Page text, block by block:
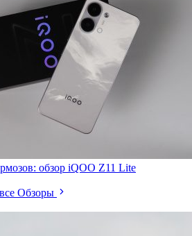
обзор iQOO Z11 Lite
Обзоры